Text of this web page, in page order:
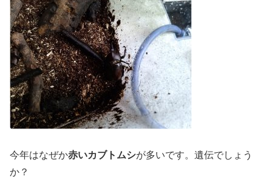
今年はなぜか赤いカブトムシが多いです。遺伝でしょう
か？